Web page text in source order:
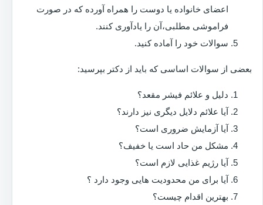
اعضای خانواده یا دوست را همراه آورده که در صورت
فراموشی مطلبی،آن را یادآوری کنند.
سوالات خود را آماده کنید.
بعضی از سوالات اساسی که باید از دکتر بپرسید:
دلیل و علائم فیشر مقعد؟
آیا علائم دلایل دیگری نیز دارند؟
آیا آزمایش ضروری است؟
مشکل من حاد است یا خفیف؟
آیا رژیم غذایی لازم است؟
آیا برای من محدودیت هایی وجود دارد ؟
بهترین اقدام چیست؟